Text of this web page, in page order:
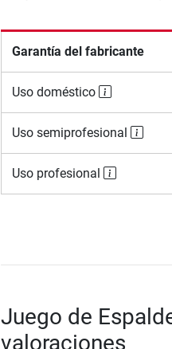
Garantía del fabricante
Uso doméstico
Uso semiprofesional
Uso profesional
Juego de
valoraciones